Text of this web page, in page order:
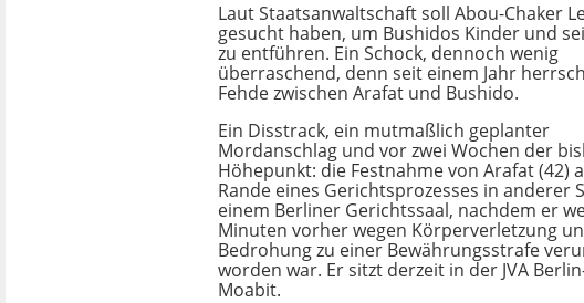
Laut Staatsanwaltschaft soll Abou-Chaker
gesucht haben, um Bushidos Kinder und
zu entführen. Ein Schock, dennoch wenig
überraschend, denn seit einem Jahr
Fehde zwischen Arafat und Bushido.
Ein Disstrack, ein mutmaßlich geplanter
Mordanschlag und vor zwei Wochen der
Höhepunkt: die Festnahme von Arafat (42)
Rande eines Gerichtsprozesses in anderer
einem Berliner Gerichtssaal, nachdem er
Minuten vorher wegen Körperverletzung
Bedrohung zu einer Bewährungsstrafe
worden war. Er sitzt derzeit in der JVA
Moabit.